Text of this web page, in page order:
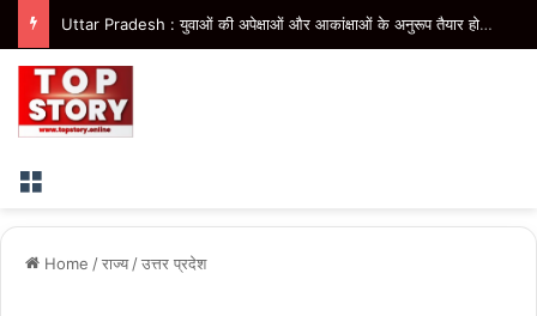
Uttar Pradesh : युवाओं की अपेक्षाओं और आकांक्षाओं के अनुरूप तैयार होगी प्रदेश की एकीकृत युवा नीति- मुख्यमंत्री
Menu
Home /राज्य /उत्तर प्रदेश